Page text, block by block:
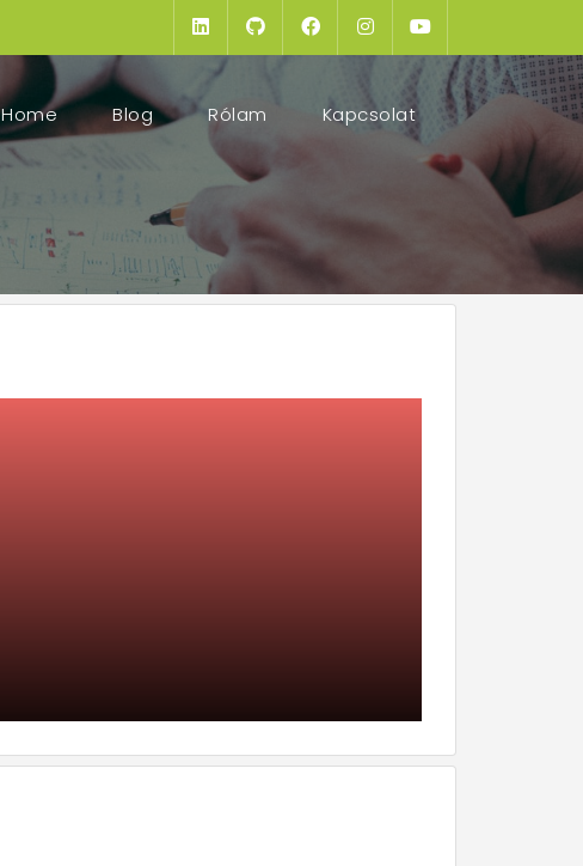
Home(current)
Blog Rólam Kapcsolat